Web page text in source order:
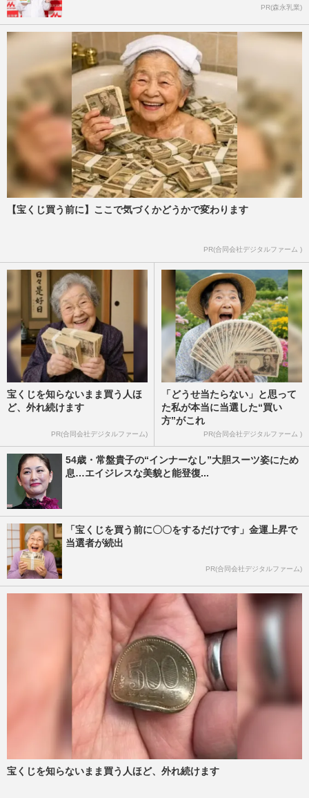
PR(森永乳業)
【宝くじ買う前に】ここで気づくかどうかで変わります
PR(合同会社デジタルファーム )
宝くじを知らないまま買う人ほ
ど、外れ続けます
PR(合同会社デジタルファーム)
「どうせ当たらない」と思って
た私が本当に当選した“買い
方”がこれ
PR(合同会社デジタルファーム )
54歳・常盤貴子の“インナーなし”大胆スーツ姿にため
息…エイジレスな美貌と能登復...
「宝くじを買う前に〇〇をするだけです」金運上昇で
当選者が続出
PR(合同会社デジタルファーム)
宝くじを知らないまま買う人ほど、外れ続けます